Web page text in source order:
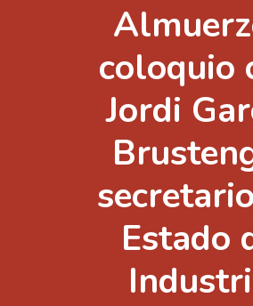
coloquio
Jordi
Estado